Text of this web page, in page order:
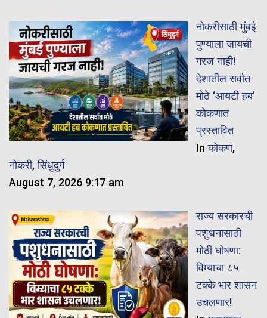
नोकरीसाठी मुंबई
पुण्याला जायची
गरज नाही!
देशातील सर्वात
मोठे ‘आयटी हब’
कोकणात
प्रस्तावित
Inकोकण,
नोकरी,सिंधुदुर्ग
August 7, 2026 9:17 am
राज्य सरकारची
पशुधनासाठी
मोठी घोषणा:
विम्याचा ८५
टक्के भार शासन
उचलणार!